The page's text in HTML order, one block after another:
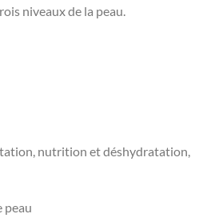
niveaux de la peau.
nutrition et déshydratation,
peau